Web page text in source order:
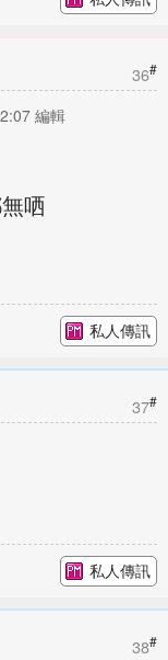
36#
編輯
哂
私人傳訊
37#
私人傳訊
38#